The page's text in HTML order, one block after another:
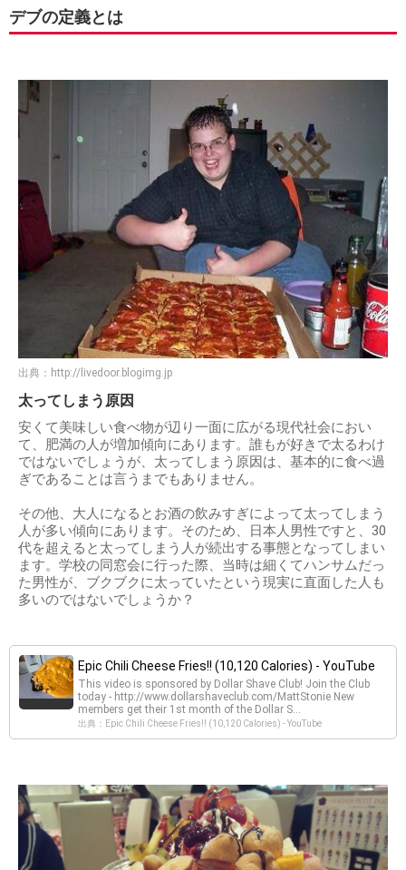
デブの定義とは
出典： http://livedoor.blogimg.jp
太ってしまう原因
安くて美味しい食べ物が辺り一面に広がる現代社会におい
て、肥満の人が増加傾向にあります。誰もが好きで太るわけ
ではないでしょうが、太ってしまう原因は、基本的に食べ過
ぎであることは言うまでもありません。
その他、大人になるとお酒の飲みすぎによって太ってしまう
人が多い傾向にあります。そのため、日本人男性ですと、30
代を超えると太ってしまう人が続出する事態となってしまい
ます。学校の同窓会に行った際、当時は細くてハンサムだっ
た男性が、ブクブクに太っていたという現実に直面した人も
多いのではないでしょうか？
Epic Chili Cheese Fries!! (10,120 Calories) - YouTube
This video is sponsored by Dollar Shave Club! Join the Club
today - http://www.dollarshaveclub.com/MattStonie New
members get their 1st month of the Dollar S...
出典：Epic Chili Cheese Fries!! (10,120 Calories) - YouTube